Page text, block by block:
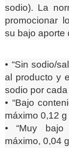
sodio). La
promocionar
su bajo aporte
• “Sin sodio/
al producto y
sodio por
• “Bajo
máximo 0,12
• “Muy bajo
máximo, 0,04